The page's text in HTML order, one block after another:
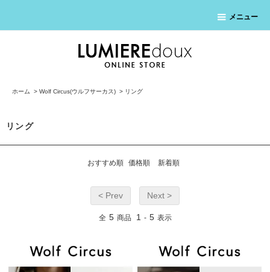
メニュー
ホーム > Wolf Circus(ウルフサーカス) > リング
リング
おすすめ順 価格順 新着順
< Prev Next >
全 5 商品 1 - 5 表示